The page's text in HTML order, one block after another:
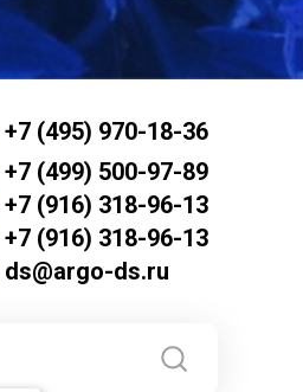
+7 (495) 970-18-36
+7 (499) 500-97-89
+7 (916) 318-96-13
+7 (916) 318-96-13
ds@argo-ds.ru